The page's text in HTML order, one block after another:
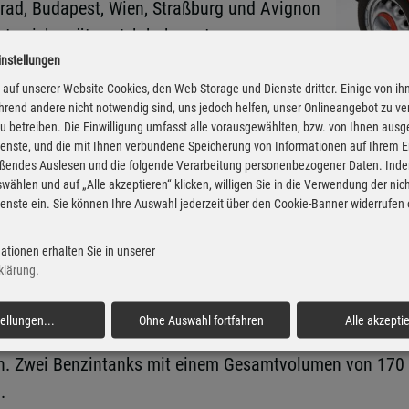
Fotos: Skoda via
Budapest, Wien, Straßburg und Avignon
sich später: „Ich habe unterwegs
Geschwindigkeit rückwärts auf uns zu; ein
Straße war natürlich frei – wir
des Motors machte uns müde,
beendeten 1936 nur 72 Fahrzeuge
ohne Strafpunkte, bestand zudem die technische
Kubikzentimeter Rang zwei.
das Duo beispielsweise seine Lederoveralls
ob eine Holz- oder eine Blechschaufel besser
mit dem modifizierten Fahrwerk der leichteren
Hubraum von 1386 Kubikzentimetern leistete 34
Zwei Benzintanks mit einem Gesamtvolumen von
unserer Website Cookies, den Web Storage und Dienste dritter. Einige von
andere nicht notwendig sind, uns jedoch helfen, unser Onlineangebot zu
betreiben. Die Einwilligung umfasst alle vorausgewählten, bzw. von Ihnen
und die mit Ihnen verbundene Speicherung von Informationen auf Ihrem
Auslesen und die folgende Verarbeitung personenbezogener Daten.
und auf „Alle akzeptieren“ klicken, willigen Sie in die Verwendung der
ein. Sie können Ihre Auswahl jederzeit über den Cookie-Banner widerrufen
erhalten Sie in unserer
.
... Ohne Auswahl fortfahren Alle